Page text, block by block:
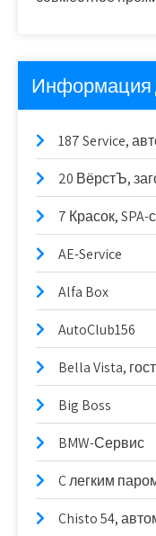
Информация
187 Service,
20 ВёрстЪ,
7 Красок, SPA-
AE-Service
Alfa Box
AutoClub156
Bella Vista,
Big Boss
BMW-Сервис
C легким
Chisto 54,